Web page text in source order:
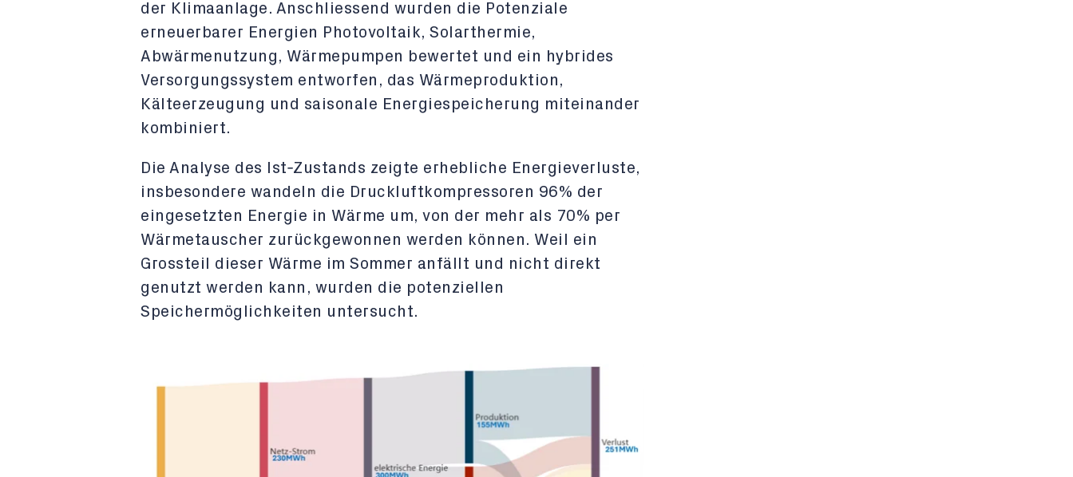
der Klimaanlage. Anschliessend wurden die Potenziale
erneuerbarer Energien Photovoltaik, Solarthermie,
Abwärmenutzung, Wärmepumpen bewertet und ein hybrides
Versorgungssystem entworfen, das Wärmeproduktion,
Kälteerzeugung und saisonale Energiespeicherung miteinander
kombiniert.
Die Analyse des Ist‑Zustands zeigte erhebliche Energieverluste,
insbesondere wandeln die Druckluftkompressoren 96% der
eingesetzten Energie in Wärme um, von der mehr als 70% per
Wärmetauscher zurückgewonnen werden können. Weil ein
Grossteil dieser Wärme im Sommer anfällt und nicht direkt
genutzt werden kann, wurden die potenziellen
Speichermöglichkeiten untersucht.